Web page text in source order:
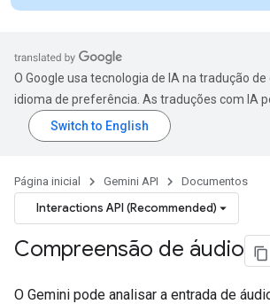
O Google usa tecnologia de IA na tradução
idioma de preferência. As traduções com IA
Página inicial Gemini API Documentos
Interactions API (Recommended)
Compreensão de áudio
O Gemini pode analisar a entrada de